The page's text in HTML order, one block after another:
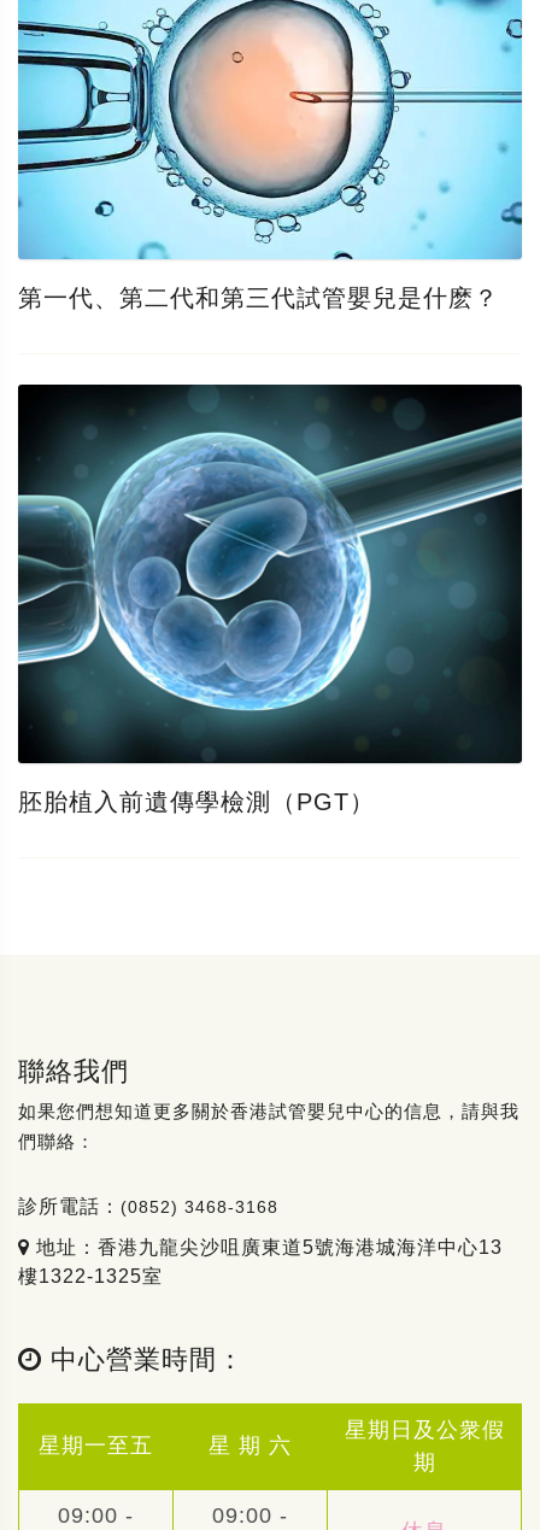
第一代、第二代和第三代試管嬰兒是什麽？
胚胎植入前遺傳學檢測（PGT）
聯絡我們
如果您們想知道更多關於香港試管嬰兒中心的信息，請與我
們聯絡：
診所電話： (0852) 3468-3168
地址：香港九龍尖沙咀廣東道5號海港城海洋中心13
樓1322-1325室
中心營業時間：
星期一至五 星 期 六
星期日及公衆假
期
09:00 - 09:00 -